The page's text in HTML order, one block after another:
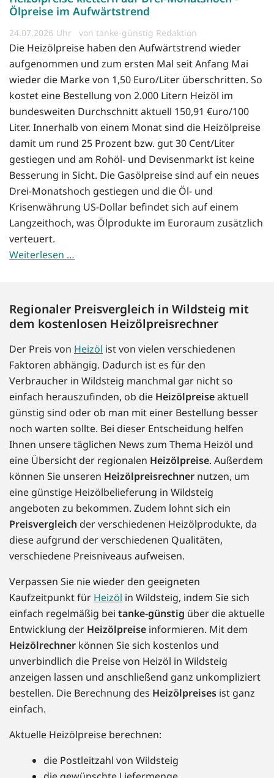
Ölpreise im Aufwärtstrend
24.07.2026 von tanke-günstig Redaktion
Die Heizölpreise haben den Aufwärtstrend wieder
aufgenommen und zum ersten Mal seit Anfang Mai
wieder die Marke von 1,50 Euro/Liter überschritten. So
kostet eine Bestellung von 2.000 Litern Heizöl im
bundesweiten Durchschnitt aktuell 150,91 €uro/100
Liter. Innerhalb von einem Monat sind die Heizölpreise
damit um rund 25 Prozent bzw. gut 30 Cent/Liter
gestiegen und am Rohöl- und Devisenmarkt ist keine
Besserung in Sicht. Die Gasölpreise sind auf ein neues
Drei-Monatshoch gestiegen und die Öl- und
Krisenwährung US-Dollar befindet sich auf einem
Langzeithoch, was Ölprodukte im Euroraum zusätzlich
verteuert.
Weiterlesen …
Regionaler Preisvergleich in Wildsteig mit
dem kostenlosen Heizölpreisrechner
Der Preis von Heizöl ist von vielen verschiedenen
Faktoren abhängig. Dadurch ist es für den
Verbraucher in Wildsteig manchmal gar nicht so
einfach herauszufinden, ob die Heizölpreiseaktuell
günstig sind oder ob man mit einer Bestellung besser
noch warten sollte. Bei dieser Entscheidung helfen
Ihnen unsere täglichen News zum Thema Heizöl und
eine Übersicht der regionalen Heizölpreise. Außerdem
können Sie unseren Heizölpreisrechner nutzen, um
eine günstige Heizölbelieferung in Wildsteig
angeboten zu bekommen. Zudem lohnt sich ein
Preisvergleich der verschiedenen Heizölprodukte, da
diese aufgrund der verschiedenen Qualitäten,
verschiedene Preisniveaus aufweisen.
Verpassen Sie nie wieder den geeigneten
Kaufzeitpunkt für Heizöl in Wildsteig, indem Sie sich
einfach regelmäßig bei tanke-günstig über die aktuelle
Entwicklung der Heizölpreise informieren. Mit dem
Heizölrechner können Sie sich kostenlos und
unverbindlich die Preise von Heizöl in Wildsteig
anzeigen lassen und anschließend ganz unkompliziert
bestellen. Die Berechnung des Heizölpreises ist ganz
einfach.
Aktuelle Heizölpreise berechnen:
die Postleitzahl von Wildsteig